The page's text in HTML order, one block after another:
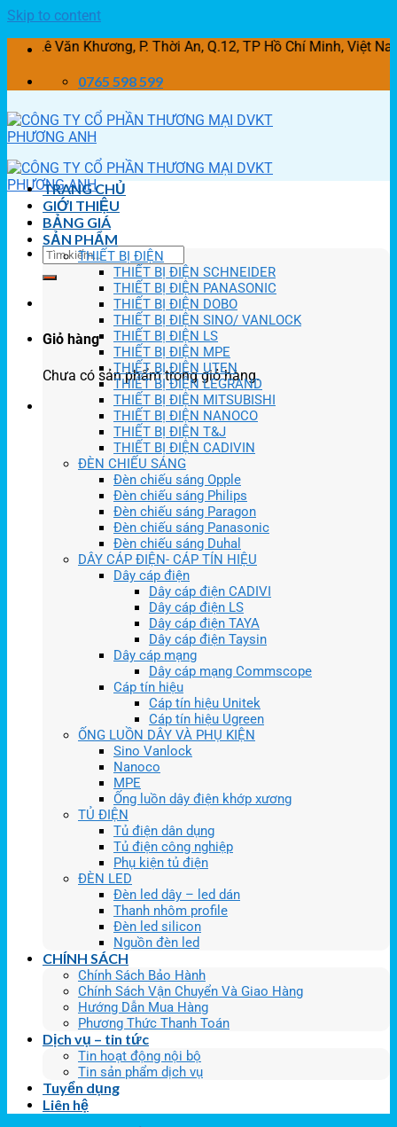
Skip to content
Lê Văn Khương, P. Thời An, Q.12, TP Hồ Chí Minh, Việt Nam
0765 598 599
Giỏ hàng
Chưa có sản phẩm trong giỏ hàng.
TRANG CHỦ
GIỚI THIỆU
BẢNG GIÁ
SẢN PHẨM
THIẾT BỊ ĐIỆN
THIẾT BỊ ĐIỆN SCHNEIDER
THIẾT BỊ ĐIỆN PANASONIC
THIẾT BỊ ĐIỆN DOBO
THIẾT BỊ ĐIỆN SINO/ VANLOCK
THIẾT BỊ ĐIỆN LS
THIẾT BỊ ĐIỆN MPE
THIẾT BỊ ĐIỆN UTEN
THIẾT BỊ ĐIỆN LEGRAND
THIẾT BỊ ĐIỆN MITSUBISHI
THIẾT BỊ ĐIỆN NANOCO
THIẾT BỊ ĐIỆN T&J
THIẾT BỊ ĐIỆN CADIVIN
ĐÈN CHIẾU SÁNG
Đèn chiếu sáng Opple
Đèn chiếu sáng Philips
Đèn chiếu sáng Paragon
Đèn chiếu sáng Panasonic
Đèn chiếu sáng Duhal
DÂY CÁP ĐIỆN- CÁP TÍN HIỆU
Dây cáp điện
Dây cáp điện CADIVI
Dây cáp điện LS
Dây cáp điện TAYA
Dây cáp điện Taysin
Dây cáp mạng
Dây cáp mạng Commscope
Cáp tín hiệu
Cáp tín hiệu Unitek
Cáp tín hiệu Ugreen
ỐNG LUỒN DÂY VÀ PHỤ KIỆN
Sino Vanlock
Nanoco
MPE
Ống luồn dây điện khớp xương
TỦ ĐIỆN
Tủ điện dân dụng
Tủ điện công nghiệp
Phụ kiện tủ điện
ĐÈN LED
Đèn led dây – led dán
Thanh nhôm profile
Đèn led silicon
Nguồn đèn led
CHÍNH SÁCH
Chính Sách Bảo Hành
Chính Sách Vận Chuyển Và Giao Hàng
Hướng Dẫn Mua Hàng
Phương Thức Thanh Toán
Dịch vụ – tin tức
Tin hoạt động nội bộ
Tin sản phẩm dịch vụ
Tuyển dụng
Liên hệ